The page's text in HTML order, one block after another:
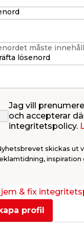
markiser, gör det
till att skapa en
till de flesta
en
hur många den
så får du en
få inspiration till
Läs
måste
lösenord
Jag vill
och accepterar
integritetspolicy.
skickas ut
inspiration
jem & fix
profil